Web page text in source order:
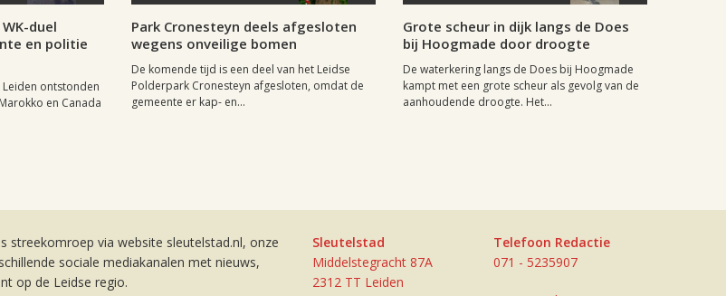
duel
en politie
ontstonden
en Canada
Park Cronesteyn deels afgesloten
wegens onveilige bomen
De komende tijd is een deel van het Leidse
Polderpark Cronesteyn afgesloten, omdat de
gemeente er kap- en...
Grote scheur in dijk langs de Does
bij Hoogmade door droogte
De waterkering langs de Does bij Hoogmade
kampt met een grote scheur als gevolg van de
aanhoudende droogte. Het...
streekomroep via website sleutelstad.nl, onze
sociale mediakanalen met nieuws,
op de Leidse regio.
Sleutelstad
Middelstegracht 87A
2312 TT Leiden
Telefoon Redactie
071 - 5235907